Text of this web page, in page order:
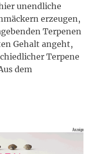
unendliche
erzeugen,
Terpenen
Gehalt angeht,
Terpene
dem